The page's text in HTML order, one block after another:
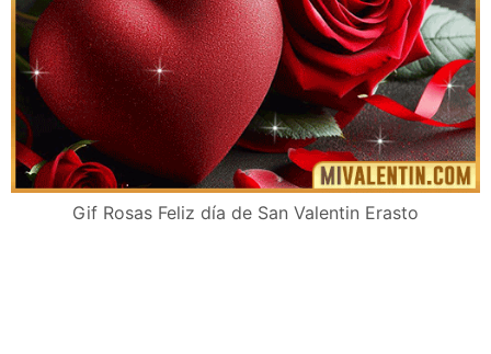
Gif Rosas Feliz día de San Valentin Erasto